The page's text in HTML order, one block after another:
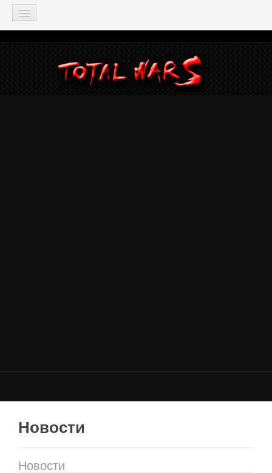
TOTAL WAR
Total War: Three Kingdoms
Total War: Warhammer
Моддинг ROME 2
Новости
Новости